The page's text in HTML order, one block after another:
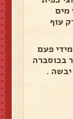
מים
עוף
פעם
בכוסברה
.